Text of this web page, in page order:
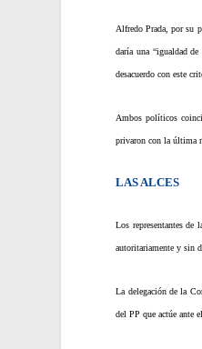
Alfredo Prada, por su
daría una “igualdad
desacuerdo con este
Ambos políticos
privaron con la última
LAS ALCES
Los representantes de
autoritariamente y sin
La delegación de la
del PP que actúe ante